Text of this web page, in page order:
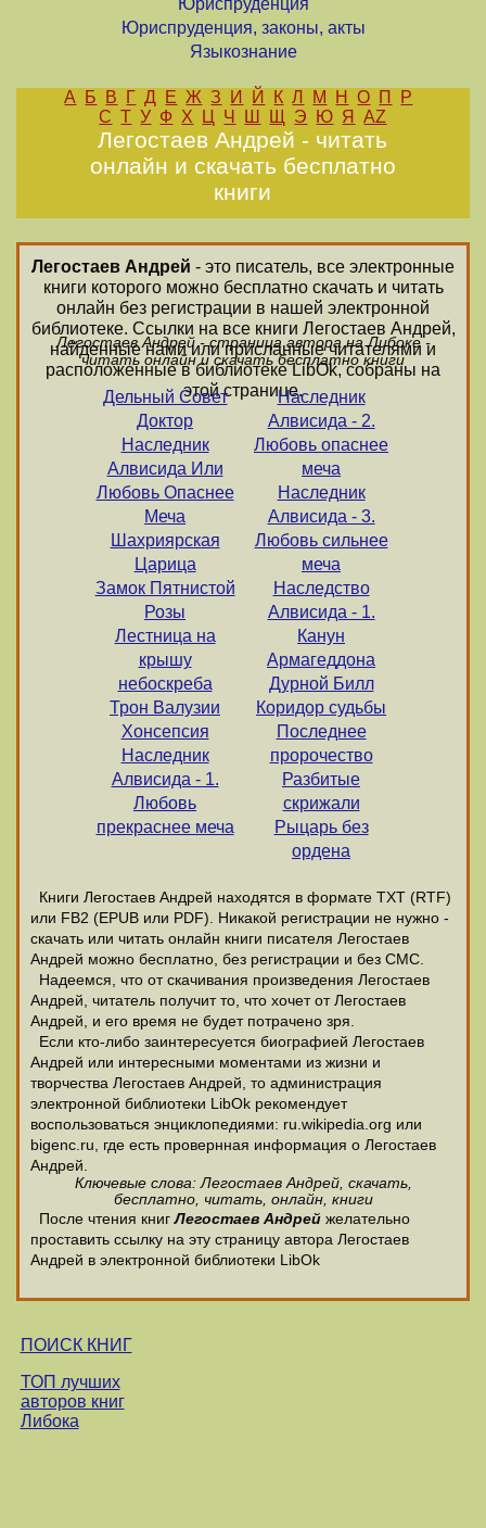
Юриспруденция
Юриспруденция, законы, акты
Языкознание
А Б В Г Д Е Ж З И Й К Л М Н О П
Р
С Т У Ф Х Ц Ч Ш Щ Э Ю Я AZ
Легостаев Андрей - читать
онлайн и скачать бесплатно
книги
Легостаев Андрей - это писатель, все электронные
книги которого можно бесплатно скачать и читать
онлайн без регистрации в нашей электронной
библиотеке. Ссылки на все книги Легостаев Андрей,
найденные нами или присланные читателями и
расположенные в библиотеке LibOk, собраны на
этой странице.
Легостаев Андрей - страница автора на Либоке -
читать онлайн и скачать бесплатно книги
Дельный Совет
Доктор
Наследник
Алвисида Или
Любовь Опаснее
Меча
Шахриярская
Царица
Замок Пятнистой
Розы
Лестница на
крышу
небоскреба
Трон Валузии
Хонсепсия
Наследник
Алвисида - 1.
Любовь
прекраснее меча
Наследник
Алвисида - 2.
Любовь опаснее
меча
Наследник
Алвисида - 3.
Любовь сильнее
меча
Наследство
Алвисида - 1.
Канун
Армагеддона
Дурной Билл
Коридор судьбы
Последнее
пророчество
Разбитые
скрижали
Рыцарь без
ордена
Книги Легостаев Андрей находятся в формате ТХТ (RTF)
или FB2 (EPUB или PDF). Никакой регистрации не нужно -
скачать или читать онлайн книги писателя Легостаев
Андрей можно бесплатно, без регистрации и без СМС.
Надеемся, что от скачивания произведения Легостаев
Андрей, читатель получит то, что хочет от Легостаев
Андрей, и его время не будет потрачено зря.
Если кто-либо заинтересуется биографией Легостаев
Андрей или интересными моментами из жизни и
творчества Легостаев Андрей, то администрация
электронной библиотеки LibOk рекомендует
воспользоваться энциклопедиями: ru.wikipedia.org или
bigenc.ru, где есть провернная информация о Легостаев
Андрей.
Ключевые слова: Легостаев Андрей, скачать,
бесплатно, читать, онлайн, книги
После чтения книгЛегостаев Андрей желательно
проставить ссылку на эту страницу автора Легостаев
Андрей в электронной библиотеки LibOk
ПОИСК КНИГ
ТОП лучших
авторов книг
Либока